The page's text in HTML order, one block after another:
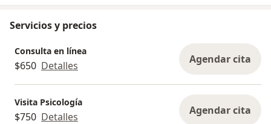
Servicios y precios
Consulta en línea
$650 Detalles Agendar cita
Visita Psicología
$750 Detalles Agendar cita